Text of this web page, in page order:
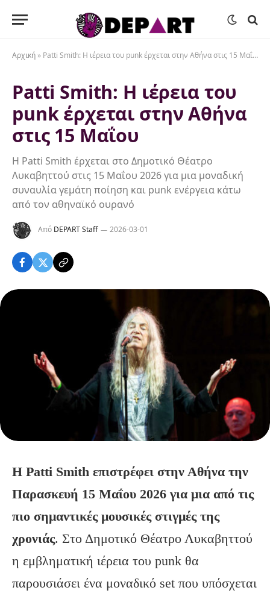
Αρχική » Patti Smith: Η ιέρεια του punk έρχεται στην Αθήνα στις 15 Μαΐου
Patti Smith: Η ιέρεια του
punk έρχεται στην Αθήνα
στις 15 Μαΐου
Η Patti Smith έρχεται στο Δημοτικό Θέατρο
Λυκαβηττού στις 15 Μαΐου 2026 για μια μοναδική
συναυλία γεμάτη ποίηση και punk ενέργεια κάτω
από τον αθηναϊκό ουρανό
Από DEPART Staff 2026-03-01
Η Patti Smith επιστρέφει στην Αθήνα την
Παρασκευή 15 Μαΐου 2026 για μια από τις
πιο σημαντικές μουσικές στιγμές της
χρονιάς. Στο Δημοτικό Θέατρο Λυκαβηττού
η εμβληματική ιέρεια του punk θα
παρουσιάσει ένα μοναδικό set που υπόσχεται